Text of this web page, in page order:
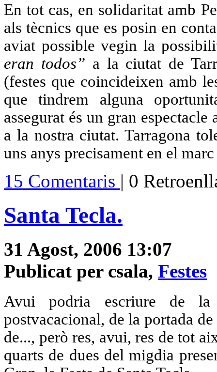
En tot cas, en solidaritat amb
als tècnics que es posin en
aviat possible vegin la
eran todos” a la ciutat de
(festes que coincideixen amb
que tindrem alguna
assegurat és un gran
a la nostra ciutat. Tarragona
uns anys precisament en el
15 Comentaris | 0
Santa Tecla.
31 Agost, 2006 13:07
Publicat per csala, Festes
Avui podria escriure de
postvacacional, de la portada
de..., però res, avui, res de tot
quarts de dues del migdia